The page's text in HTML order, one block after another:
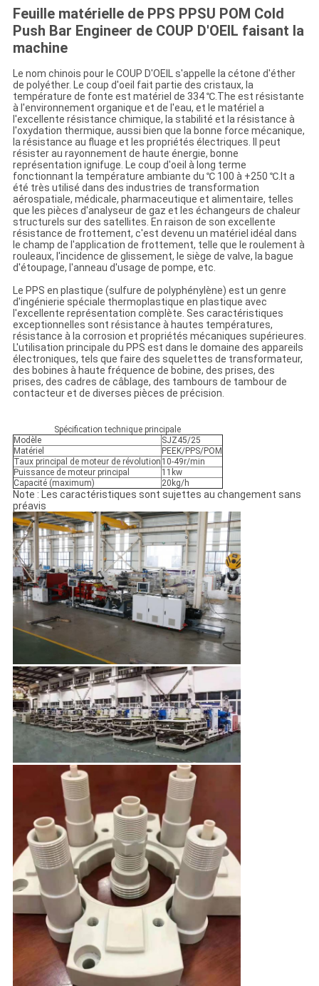
Feuille matérielle de PPS PPSU POM Cold
Push Bar Engineer de COUP D'OEIL faisant la
machine
Le nom chinois pour le COUP D'OEIL s'appelle la cétone d'éther
de polyéther. Le coup d'oeil fait partie des cristaux, la
température de fonte est matériel de 334 ℃.The est résistante
à l'environnement organique et de l'eau, et le matériel a
l'excellente résistance chimique, la stabilité et la résistance à
l'oxydation thermique, aussi bien que la bonne force mécanique,
la résistance au fluage et les propriétés électriques. Il peut
résister au rayonnement de haute énergie, bonne
représentation ignifuge. Le coup d'oeil à long terme
fonctionnant la température ambiante du ℃ 100 à +250 ℃.It a
été très utilisé dans des industries de transformation
aérospatiale, médicale, pharmaceutique et alimentaire, telles
que les pièces d'analyseur de gaz et les échangeurs de chaleur
structurels sur des satellites. En raison de son excellente
résistance de frottement, c'est devenu un matériel idéal dans
le champ de l'application de frottement, telle que le roulement à
rouleaux, l'incidence de glissement, le siège de valve, la bague
d'étoupage, l'anneau d'usage de pompe, etc.
Le PPS en plastique (sulfure de polyphénylène) est un genre
d'ingénierie spéciale thermoplastique en plastique avec
l'excellente représentation complète. Ses caractéristiques
exceptionnelles sont résistance à hautes températures,
résistance à la corrosion et propriétés mécaniques supérieures.
L'utilisation principale du PPS est dans le domaine des appareils
électroniques, tels que faire des squelettes de transformateur,
des bobines à haute fréquence de bobine, des prises, des
prises, des cadres de câblage, des tambours de tambour de
contacteur et de diverses pièces de précision.
Spécification technique principale
Modèle
SJZ45/25
Matériel
PEEK/PPS/POM
Taux principal de moteur de révolution 10-49r/min
Puissance de moteur principal
11kw
Capacité (maximum)
20kg/h
Note : Les caractéristiques sont sujettes au changement sans
préavis